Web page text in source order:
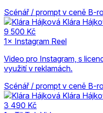
Scénář / prompt v ceně B-
Klára
9 500 Kč
1× Instagram Reel
Video pro Instagram, s
využití v reklamách.
Scénář / prompt v ceně B-
Klára
3 490 Kč